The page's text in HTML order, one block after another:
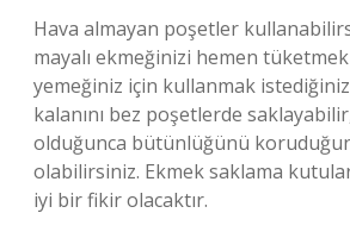
Hava almayan poşetler
mayalı ekmeğinizi hemen
yemeğiniz için kullanmak istediğiniz
kalanını bez poşetlerde
olduğunca bütünlüğünü
olabilirsiniz. Ekmek saklama
iyi bir fikir olacaktır.